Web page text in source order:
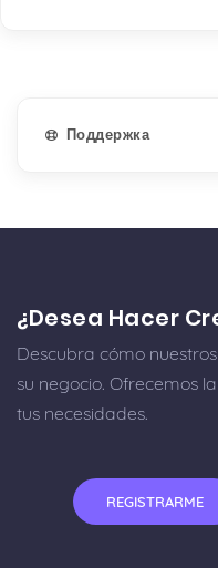
Поддержка
¿Desea Hacer
Descubra cómo
su negocio. Ofrecemos
tus necesidades.
REGISTRARME